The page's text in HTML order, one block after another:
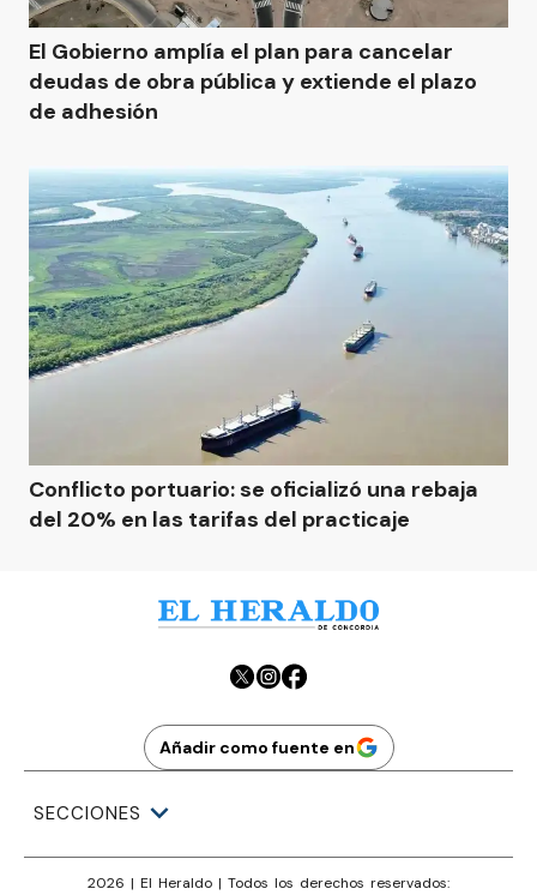
El Gobierno amplía el plan para cancelar
deudas de obra pública y extiende el plazo
de adhesión
Conflicto portuario: se oficializó una rebaja
del 20% en las tarifas del practicaje
Añadir como fuente en
SECCIONES
2026 | El Heraldo | Todos los derechos reservados: